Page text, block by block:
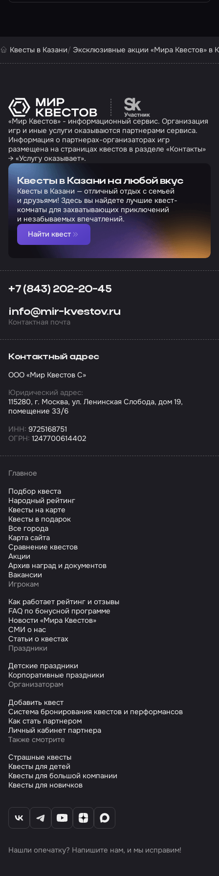
Квесты в Казани Эксклюзивные акции «Мира Квестов» в
Перейти на сайт
«Мир Квестов» - информационный сервис. Организация
игр и иные услуги оказываются партнерами сервиса.
Информация о партнерах-организаторах игр
размещена на страницах квестов в разделе «Контакты»
→ «Услугу оказывает».
Квесты в Казани на любой вкус
Квесты в Казани — отличный отдых с семьей
и друзьями! Здесь вы найдете лучшие квест-
комнаты для захватывающих приключений
и незабываемых впечатлений.
Найти квест
+7 (843) 202-20-45
info@mir-kvestov.ru
Контактная почта
Контактный адрес
ООО «Мир Квестов С»
Юридический адрес:
115280, г. Москва, ул. Ленинская Слобода, дом 19,
помещение 33/6
ИНН: 9725168751
ОГРН: 1247700614402
Главное
Подбор квеста
Народный рейтинг
Квесты на карте
Квесты в подарок
Все города
Карта сайта
Сравнение квестов
Акции
Архив наград и документов
Вакансии
Игрокам
Как работает рейтинг и отзывы
FAQ по бонусной программе
Новости «Мира Квестов»
СМИ о нас
Статьи о квестах
Праздники
Детские праздники
Корпоративные праздники
Организаторам
Добавить квест
Система бронирования квестов и перформансов
Как стать партнером
Личный кабинет партнера
Также смотрите
Страшные квесты
Квесты для детей
Квесты для большой компании
Квесты для новичков
Нашли опечатку? Напишите нам, и мы исправим!